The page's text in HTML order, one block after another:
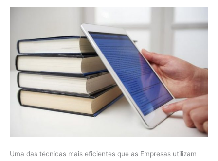
Uma das técnicas mais eficientes que as Empresas utilizam